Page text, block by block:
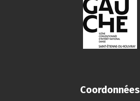
Coordonnées